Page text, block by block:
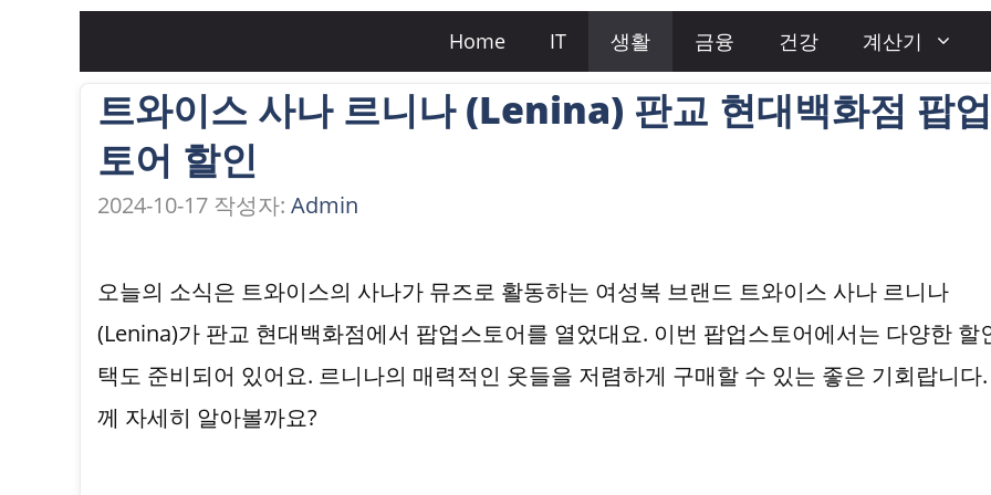
Home IT 생활 금융 건강 계산기
트와이스 사나 르니나 (Lenina) 판교 현대백화점 팝
토어 할인
2024-10-17 작성자: Admin
오늘의 소식은 트와이스의 사나가 뮤즈로 활동하는 여성복 브랜드 트와이스 사나 르니나
(Lenina)가 판교 현대백화점에서 팝업스토어를 열었대요. 이번 팝업스토어에서는 다양한 할
택도 준비되어 있어요. 르니나의 매력적인 옷들을 저렴하게 구매할 수 있는 좋은 기회랍니다
께 자세히 알아볼까요?